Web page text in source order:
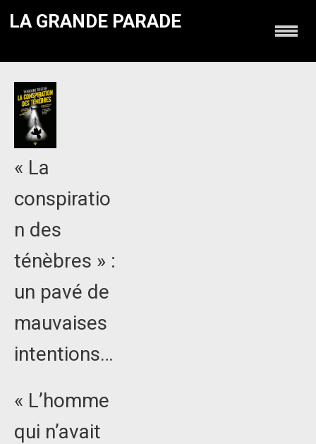
LA GRANDE PARADE
« La
conspiratio
n des
ténèbres » :
un pavé de
mauvaises
intentions…
« L’homme
qui n’avait